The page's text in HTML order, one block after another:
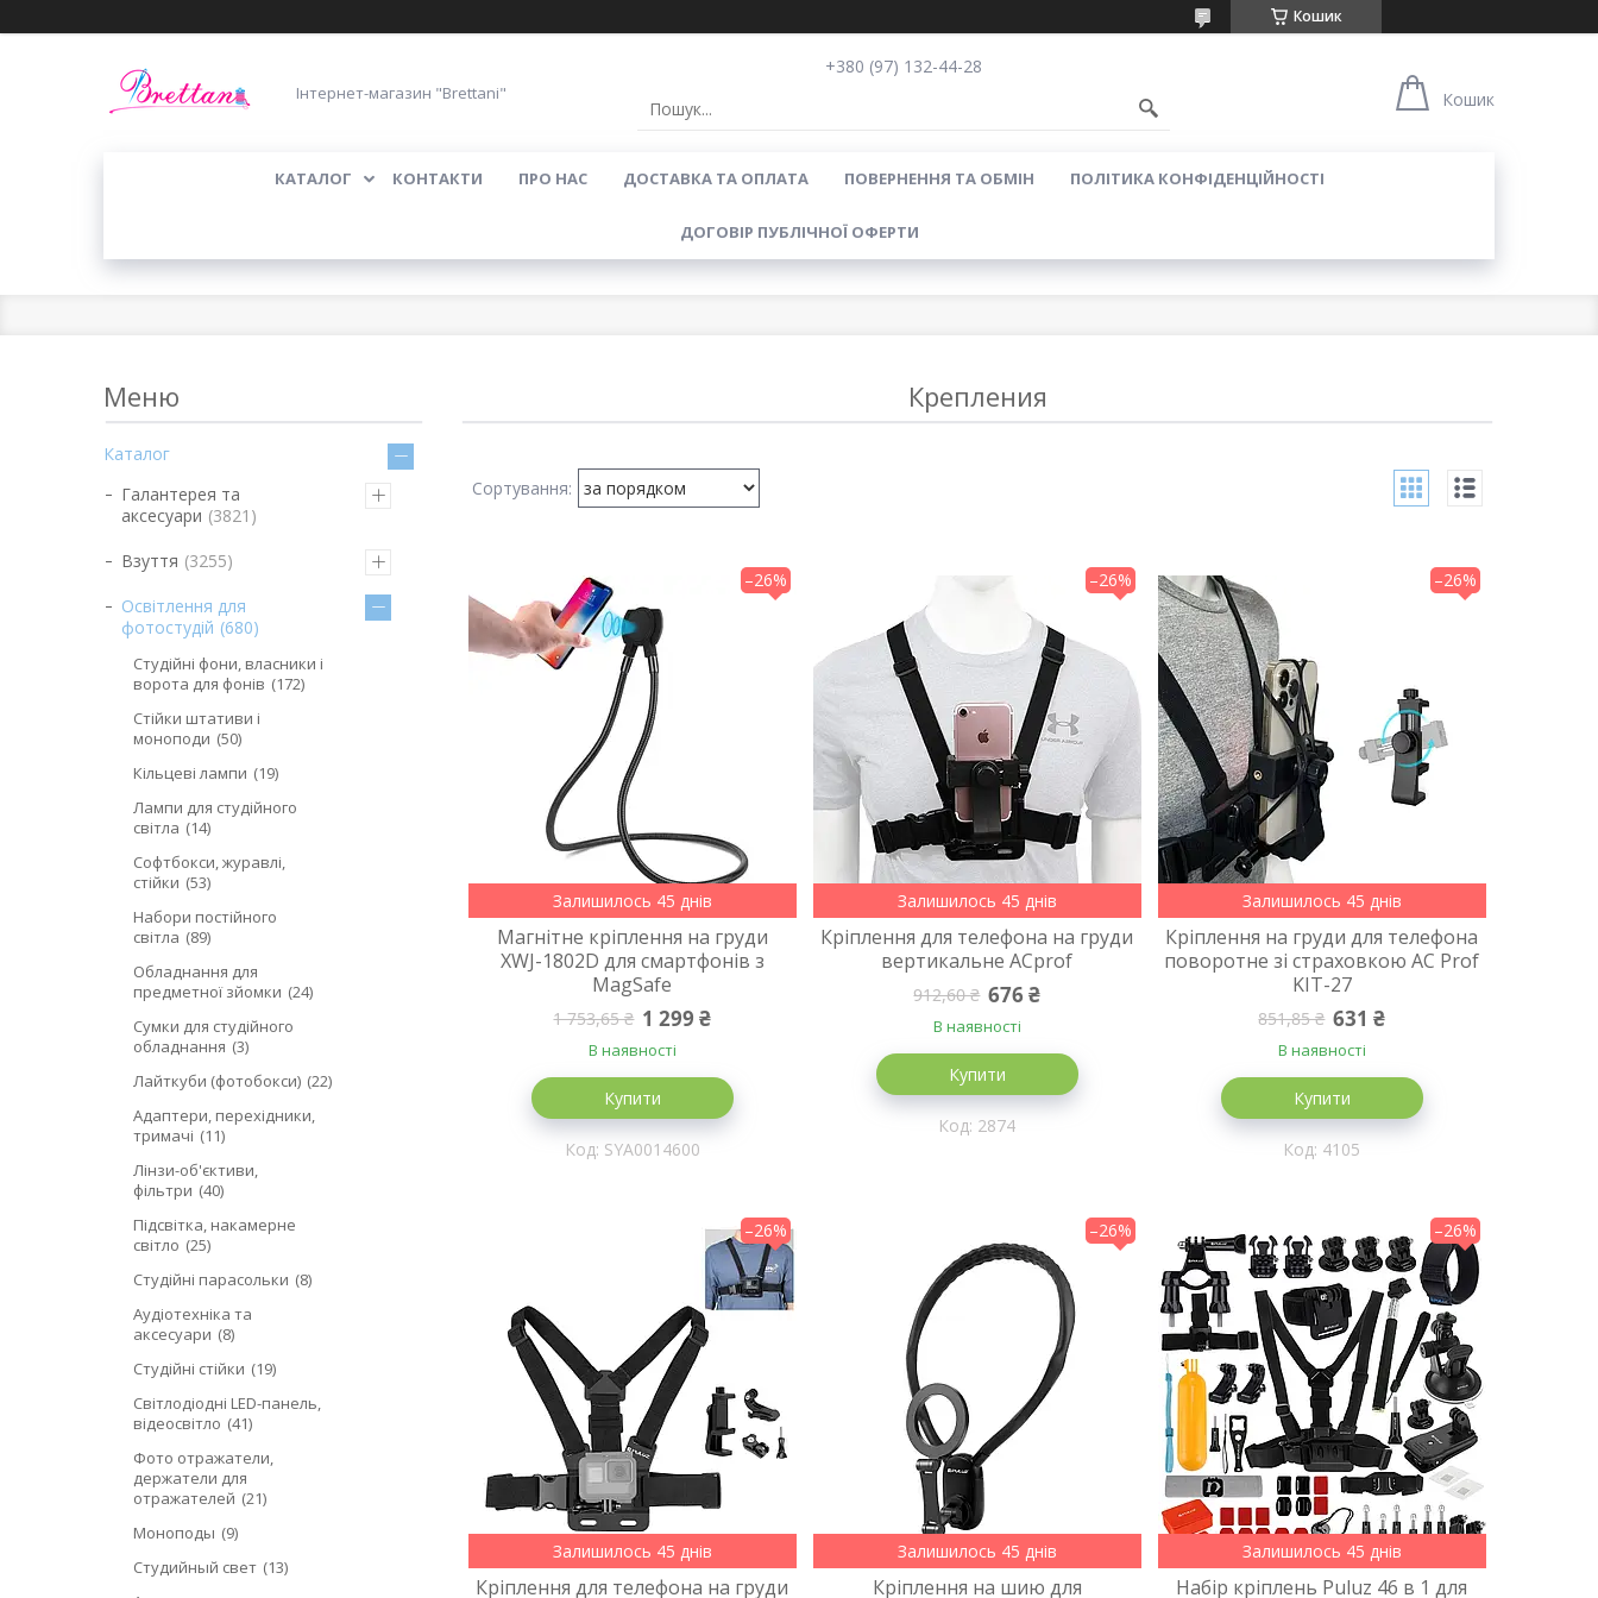
Кошик
Інтернет-магазин "Brettani"
+380 (97) 132-44-28
Кошик
КАТАЛОГ КОНТАКТИ ПРО НАС ДОСТАВКА ТА ОПЛАТА ПОВЕРНЕННЯ ТА ОБМІН ПОЛІТИКА КОНФІДЕНЦІЙНОСТІ
ДОГОВІР ПУБЛІЧНОЇ ОФЕРТИ
Крепления
–26%
Залишилось 45 днів
Магнітне кріплення на груди
XWJ-1802D для смартфонів з
MagSafe
1 753,65 ₴ 1 299 ₴
В наявності
Купити
SYA0014600
–26%
Залишилось 45 днів
Кріплення для телефона на груди
вертикальне ACprof
912,60 ₴ 676 ₴
В наявності
Купити
2874
–26%
Залишилось 45 днів
Кріплення на груди для телефона
поворотне зі страховкою AC Prof
KIT-27
851,85 ₴ 631 ₴
В наявності
Купити
4105
–26%
Залишилось 45 днів
Кріплення для телефона на груди
–26%
Залишилось 45 днів
Кріплення на шию для
–26%
Залишилось 45 днів
Набір кріплень Puluz 46 в 1 для
Каталог
Галантерея та
аксесуари 3821
Взуття 3255
Освітлення для
фотостудій 680
Студійні фони, власники і
ворота для фонів
172
Стійки штативи і
моноподи 50
Кільцеві лампи
19
Лампи для студійного
світла
14
Софтбокси, журавлі,
стійки 53
Набори постійного
світла
89
Обладнання для
предметної зйомки 24
Сумки для студійного
обладнання 3
Лайткуби (фотобокси) 22
Адаптери, перехідники,
тримачі
11
Лінзи-об'єктиви,
фільтри 40
Підсвітка, накамерне
світло 25
Студійні парасольки
8
Аудіотехніка та
аксесуари
8
Студійні стійки
19
Світлодіодні LED-панель,
відеосвітло 41
Фото отражатели,
держатели для
отражателей 21
Моноподы
9
Студийный свет 13